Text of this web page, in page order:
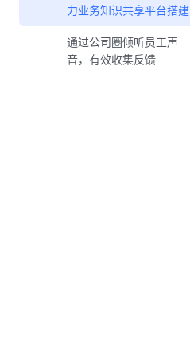
力业务知识共享平台搭建
通过公司圈倾听员工声
音，有效收集反馈